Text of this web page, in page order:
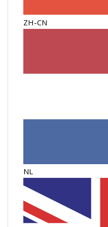
ZH-CN
NL